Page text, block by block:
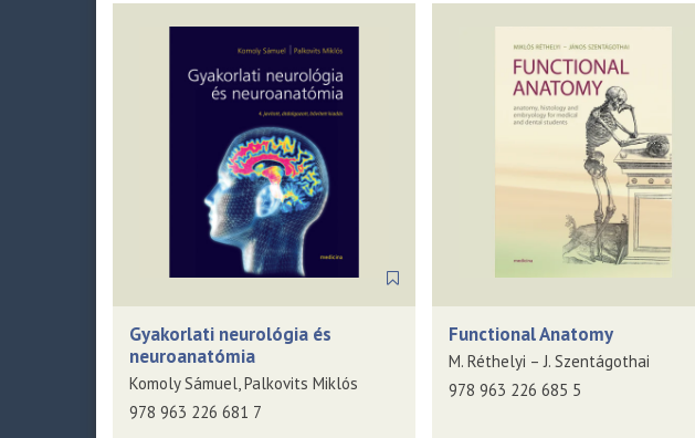
Gyakorlati neurológia és
neuroanatómia
Komoly Sámuel, Palkovits Miklós
978 963 226 681 7
Functional Anatomy
M. Réthelyi – J. Szentágothai
978 963 226 685 5